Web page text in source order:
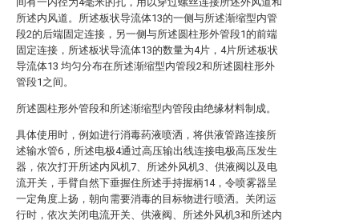
所述内风道。所述板状导流体13的一侧与所述渐缩型内管
段2的后端固定连接，另一侧与所述圆柱形外管段1的前端
固定连接，所述板状导流体13的数量为4片，4片所述板状
导流体13 均匀分布在所述渐缩型内管段2和所述圆柱形外
管段1之间。
所述圆柱形外管段和所述渐缩型内管段由绝缘材料制成。
具体使用时，例如进行消毒药液喷洒，将供液管路连接所
述输水管6，所述电极4通过高压输出线连接电极高压发生
器，依次打开所述内风机7、所述外风机3、供液阀以及电
流开关，手臂自然下垂握住所述手持握柄14，令喷雾器呈
一定角度上扬，朝向需要消毒的目标物进行喷洒。关闭运
行时，依次关闭电流开关、供液阀、所述外风机3和所述内